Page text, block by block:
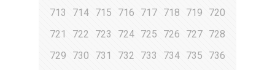
713
714 715 716 717 718 719
720
721
722 723 724 725 726 727 728
729
730 731 732 733 734 735
736